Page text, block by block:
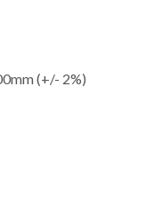
(+/- 2%)